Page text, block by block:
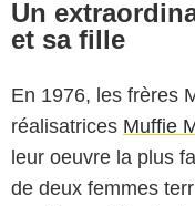
Un
et sa fille
En 1976, les frères
réalisatrices Muffie
leur oeuvre la plus
de deux femmes